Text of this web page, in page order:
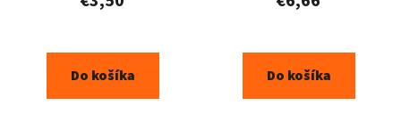
Do košíka Do košíka